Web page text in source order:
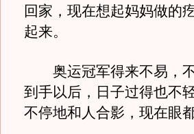
回家，现在想起妈妈做的
起来。
奥运冠军得来不易，不
到手以后，日子过得也不
不停地和人合影，现在眼